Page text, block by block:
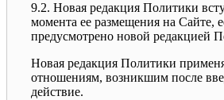
9.2. Новая редакция Политики
момента ее размещения на Сайте,
предусмотрено новой редакцией
Новая редакция Политики
отношениям, возникшим после
действие.